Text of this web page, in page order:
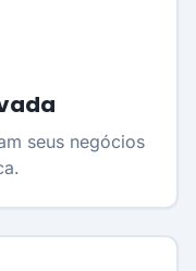
seus negócios